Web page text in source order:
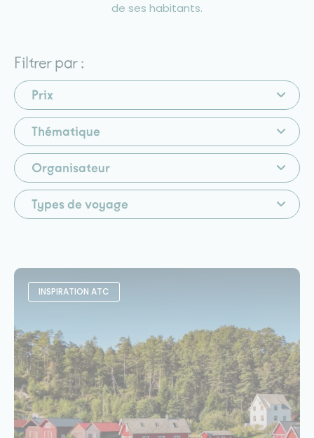
de ses habitants.
Filtrer par :
Prix
Thématique
Organisateur
Types de voyage
INSPIRATION ATC